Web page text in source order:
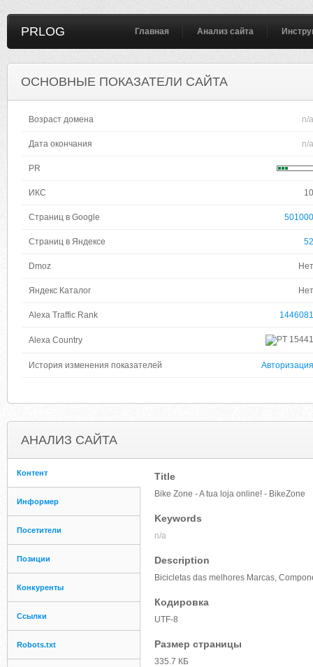
PRLOG Главная Анализ сайта
ОСНОВНЫЕ ПОКАЗАТЕЛИ САЙТА
Возраст домена n/a
Дата окончания n/a
PR
ИКС 10
Страниц в Google 501000
Страниц в Яндексе 52
Dmoz Нет
Яндекс Каталог Нет
Alexa Traffic Rank 1446081
Alexa Country 15441
История изменения показателей Авторизация
АНАЛИЗ САЙТА
Контент
Информер
Посетители
Позиции
Конкуренты
Ссылки
Robots.txt
Title
Bike Zone - A tua loja online! - BikeZone
Keywords
n/a
Description
Bicicletas das melhores Marcas,
Кодировка
UTF-8
Размер страницы
335.7 КБ